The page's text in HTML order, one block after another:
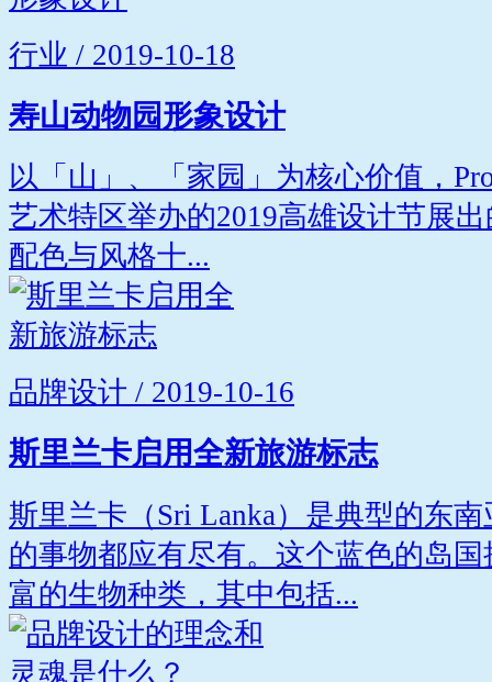
行业 / 2019-10-18
寿山动物园形象设计
以「山」、「家园」为核心价值，
艺术特区举办的2019高雄设计节展
配色与风格十...
品牌设计 / 2019-10-16
斯里兰卡启用全新旅游标志
斯里兰卡（Sri Lanka）是典型的东
的事物都应有尽有。这个蓝色的岛
富的生物种类，其中包括...